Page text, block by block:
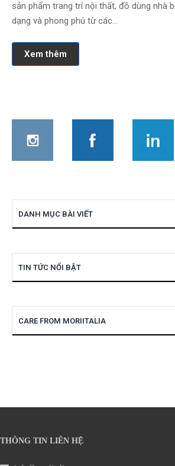
sản phẩm trang trí nội thất, đồ dùng nhà
dạng và phong phú từ các…
Xem thêm
DANH MỤC BÀI VIẾT
TIN TỨC NỔI BẬT
CARE FROM MORIITALIA
THÔNG TIN LIÊN HỆ